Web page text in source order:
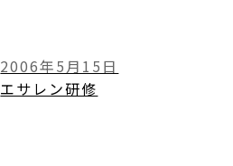
2006年5月15日
エサレン研修